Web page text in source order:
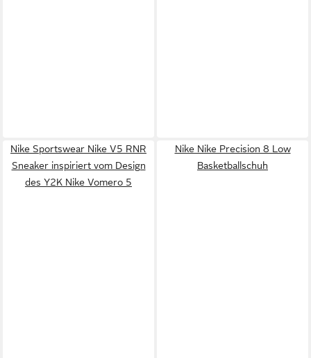
Nike Sportswear Nike V5 RNR
Sneaker inspiriert vom Design
des Y2K Nike Vomero 5
Nike Nike Precision 8 Low
Basketballschuh